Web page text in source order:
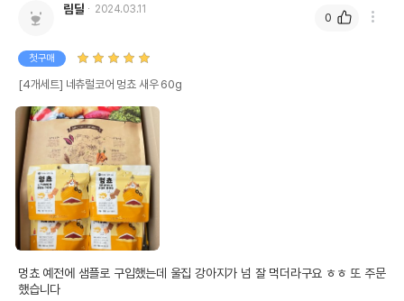
림달 2024.03.11
첫구매
[4개세트] 네츄럴코어 멍쵸 새우 60g
멍쵸 예전에 샘플로 구입했는데 울집 강아지가 넘 잘 먹더라구요 ㅎㅎ 또 주문
했습니다
0